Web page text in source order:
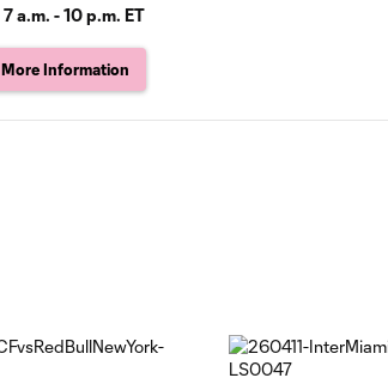
7 a.m. - 10 p.m. ET
More Information